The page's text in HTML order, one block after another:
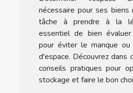
nécessaire pour ses biens
tâche à prendre à la
essentiel de bien
pour éviter le manque ou
d'espace. Découvrez dans
conseils pratiques pour
stockage et faire le bon